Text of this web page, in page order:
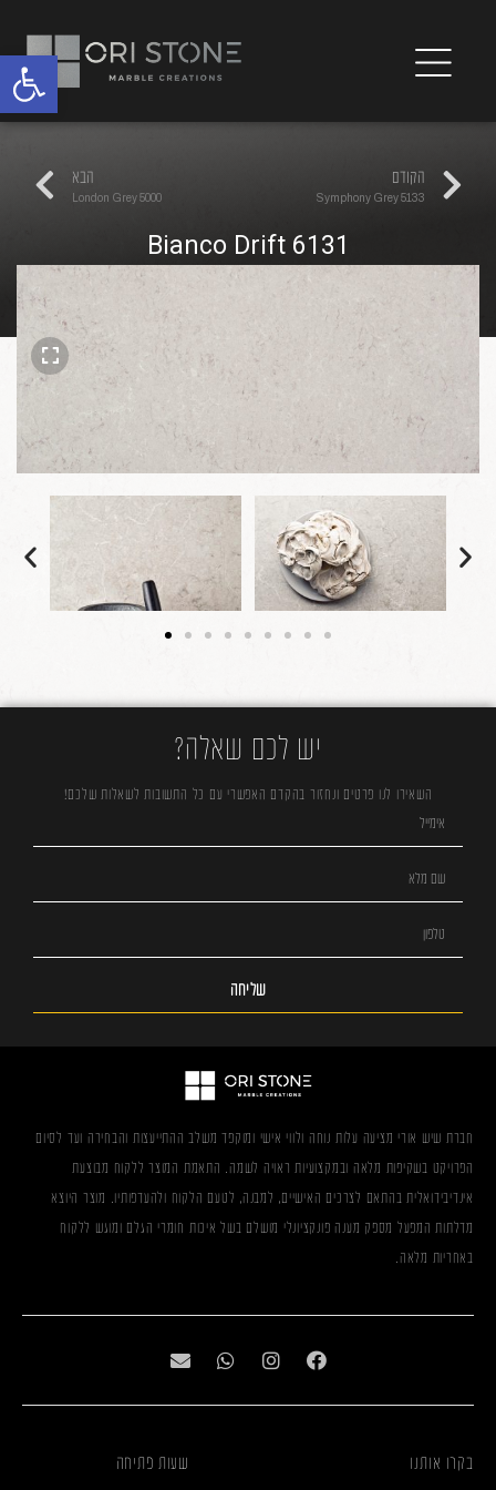
הקודם
5133 Symphony Grey
הבא
5000 London Grey
6131 Bianco Drift
יש לכם שאלה?
השאירו לנו פרטים ונחזור בהקדם האפשרי עם כל התשובות לשאלות שלכם!
שליחה
חברת שיש אורי מציעה עלות נוחה ולווי אישי ומוקפד משלב ההתייעצות והבחירה ועד לסיום
הפרויקט בשקיפות מלאה ובמקצועיות ראויה לשמה. התאמת המוצר ללקוח מבוצעת
אינדיבידואלית בהתאם לצרכים האישיים, למבנה, לטעם הלקוח ולהעדפותיו. מוצר היוצא
מדלתות המפעל מספק מענה פונקציונלי מושלם בשל איכות חומרי הגלם ומוגש ללקוח
באחריות מלאה.
בקרו אותנו שעות פתיחה